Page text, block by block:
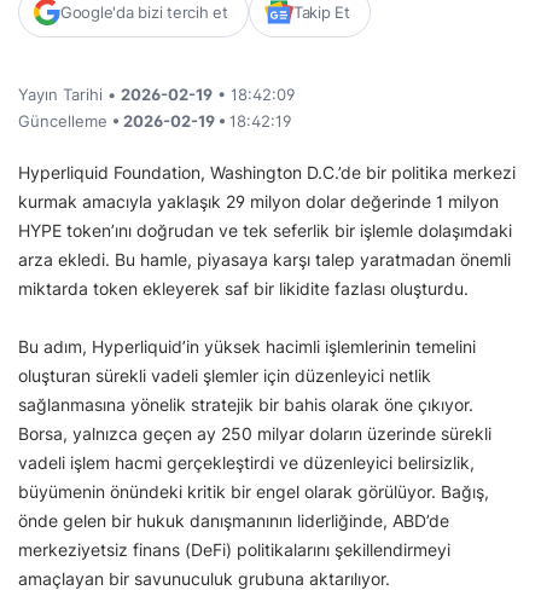
Google'da bizi tercih et Takip Et
Yayın Tarihi • 2026-02-19 • 18:42:09
Güncelleme • 2026-02-19 • 18:42:19
Hyperliquid Foundation, Washington D.C.’de bir politika merkezi
kurmak amacıyla yaklaşık 29 milyon dolar değerinde 1 milyon
HYPE token’ını doğrudan ve tek seferlik bir işlemle dolaşımdaki
arza ekledi. Bu hamle, piyasaya karşı talep yaratmadan önemli
miktarda token ekleyerek saf bir likidite fazlası oluşturdu.
Bu adım, Hyperliquid’in yüksek hacimli işlemlerinin temelini
oluşturan sürekli vadeli şlemler için düzenleyici netlik
sağlanmasına yönelik stratejik bir bahis olarak öne çıkıyor.
Borsa, yalnızca geçen ay 250 milyar doların üzerinde sürekli
vadeli işlem hacmi gerçekleştirdi ve düzenleyici belirsizlik,
büyümenin önündeki kritik bir engel olarak görülüyor. Bağış,
önde gelen bir hukuk danışmanının liderliğinde, ABD’de
merkeziyetsiz finans (DeFi) politikalarını şekillendirmeyi
amaçlayan bir savunuculuk grubuna aktarılıyor.